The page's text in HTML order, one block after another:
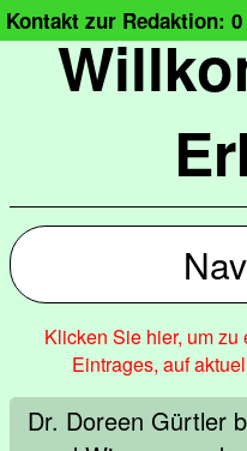
Kontakt zur Redaktion: 0
Klicken Sie hier, um
Eintrages, auf
Dr. Doreen Gürtler